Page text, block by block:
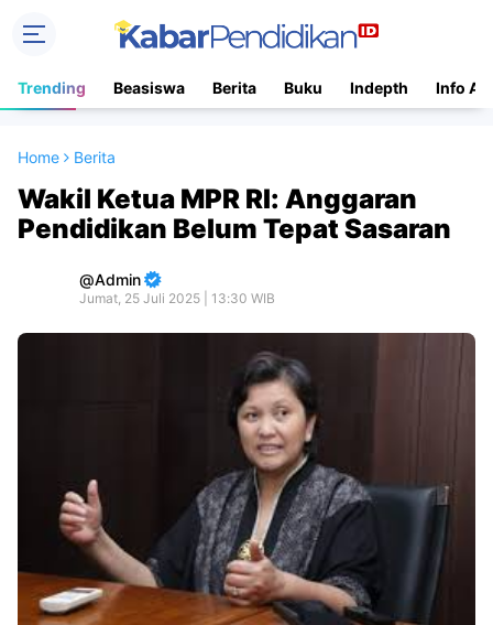
Trending Beasiswa Berita Buku Indepth Info
Home Berita
Wakil Ketua MPR RI: Anggaran
Pendidikan Belum Tepat Sasaran
Admin
Jumat, 25 Juli 2025 | 13:30 WIB